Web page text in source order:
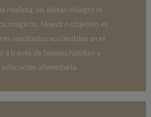
realista, sin dietas milagro ni
mágicos. Nuestro objetivo es
resultados sostenibles en el
a través de buenos hábitos y
educación alimentaria.